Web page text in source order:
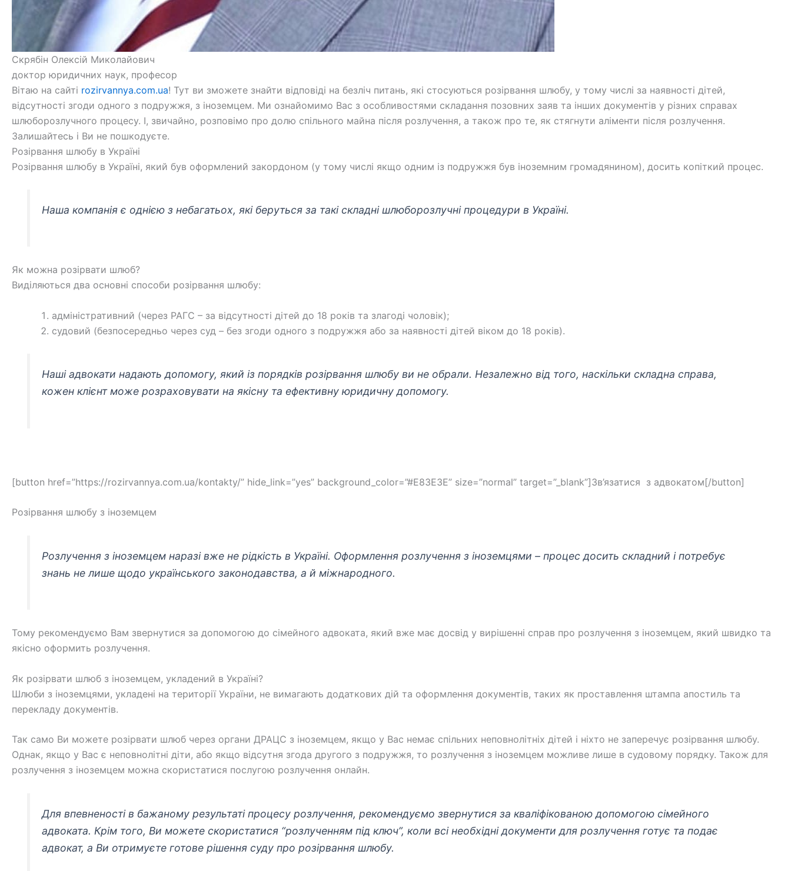
Скрябін Олексій Миколайович
доктор юридичних наук, професор
Вітаю на сайті rozirvannya.com.ua! Тут ви зможете знайти відповіді на безліч питань, які стосуються розірвання шлюбу, у тому числі за наявності дітей,
відсутності згоди одного з подружжя, з іноземцем. Ми ознайомимо Вас з особливостями складання позовних заяв та інших документів у різних справах
шлюборозлучного процесу. І, звичайно, розповімо про долю спільного майна після розлучення, а також про те, як стягнути аліменти після розлучення.
Залишайтесь і Ви не пошкодуєте.
Розірвання шлюбу в Україні
Розірвання шлюбу в Україні, який був оформлений закордоном (у тому числі якщо одним із подружжя був іноземним громадянином), досить копіткий процес.
Наша компанія є однією з небагатьох, які беруться за такі складні шлюборозлучні процедури в Україні.
Як можна розірвати шлюб?
Виділяються два основні способи розірвання шлюбу:
адміністративний (через РАГС – за відсутності дітей до 18 років та злагоді чоловік);
судовий (безпосередньо через суд – без згоди одного з подружжя або за наявності дітей віком до 18 років).
Наші адвокати надають допомогу, який із порядків розірвання шлюбу ви не обрали. Незалежно від того, наскільки складна справа,
кожен клієнт може розраховувати на якісну та ефективну юридичну допомогу.
[button href=”https://rozirvannya.com.ua/kontakty/” hide_link=”yes” background_color=”#E83E3E” size=”normal” target=”_blank”]Зв’язатися з адвокатом[/button]
Розірвання шлюбу з іноземцем
Розлучення з іноземцем наразі вже не рідкість в Україні. Оформлення розлучення з іноземцями – процес досить складний і потребує
знань не лише щодо українського законодавства, а й міжнародного.
Тому рекомендуємо Вам звернутися за допомогою до сімейного адвоката, який вже має досвід у вирішенні справ про розлучення з іноземцем, який швидко та
якісно оформить розлучення.
Як розірвати шлюб з іноземцем, укладений в Україні?
Шлюби з іноземцями, укладені на території України, не вимагають додаткових дій та оформлення документів, таких як проставлення штампа апостиль та
перекладу документів.
Так само Ви можете розірвати шлюб через органи ДРАЦС з іноземцем, якщо у Вас немає спільних неповнолітніх дітей і ніхто не заперечує розірвання шлюбу.
Однак, якщо у Вас є неповнолітні діти, або якщо відсутня згода другого з подружжя, то розлучення з іноземцем можливе лише в судовому порядку. Також для
розлучення з іноземцем можна скористатися послугою розлучення онлайн.
Для впевненості в бажаному результаті процесу розлучення, рекомендуємо звернутися за кваліфікованою допомогою сімейного
адвоката. Крім того, Ви можете скористатися “розлученням під ключ”, коли всі необхідні документи для розлучення готує та подає
адвокат, а Ви отримуєте готове рішення суду про розірвання шлюбу.